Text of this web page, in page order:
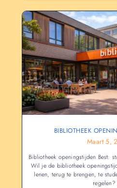
BIBLIOTHEEK
Maart 5,
Bibliotheek openingstijden Best:
Wil je de bibliotheek
lenen, terug te brengen, te
regelen?